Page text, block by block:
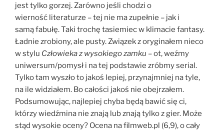
jest tylko gorzej. Zarówno jeśli chodzi o
wierność literaturze – tej nie ma zupełnie – jak i
samą fabułę. Taki trochę tasiemiec w klimacie fantasy.
Ładnie zrobiony, ale pusty. Związek z oryginałem nieco
w stylu Człowieka z wysokiego zamku – ot, weźmy
uniwersum/pomysł i na tej podstawie zróbmy serial.
Tylko tam wyszło to jakoś lepiej, przynajmniej na tyle,
na ile widziałem. Bo całości jakoś nie obejrzałem.
Podsumowując, najlepiej chyba będą bawić się ci,
którzy wiedźmina nie znają lub znają tylko z gier. Może
stąd wysokie oceny? Ocena na filmweb.pl (6,9), o cały